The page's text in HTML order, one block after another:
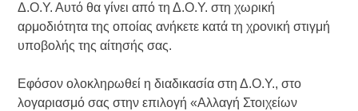
Δ.Ο.Υ. Αυτό θα γίνει από τη Δ.Ο.Υ. στη χωρική
αρμοδιότητα της οποίας ανήκετε κατά τη χρονική στιγμή
υποβολής της αίτησής σας.
Εφόσον ολοκληρωθεί η διαδικασία στη Δ.Ο.Υ., στο
λογαριασμό σας στην επιλογή «Αλλαγή Στοιχείων